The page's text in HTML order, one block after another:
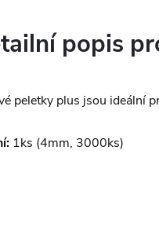
popis
peletky plus jsou ideální
1ks (4mm, 3000ks)